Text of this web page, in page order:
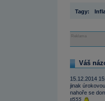
Tagy:
Reklama
Váš
15.12.2014
jinak
nahoře se
tl555